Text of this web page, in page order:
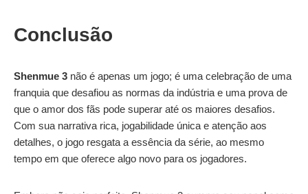
Conclusão
Shenmue 3 não é apenas um jogo; é uma celebração de uma
franquia que desafiou as normas da indústria e uma prova de
que o amor dos fãs pode superar até os maiores desafios.
Com sua narrativa rica, jogabilidade única e atenção aos
detalhes, o jogo resgata a essência da série, ao mesmo
tempo em que oferece algo novo para os jogadores.